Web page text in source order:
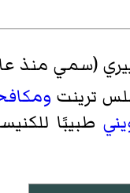
ترينت
طبيبًا